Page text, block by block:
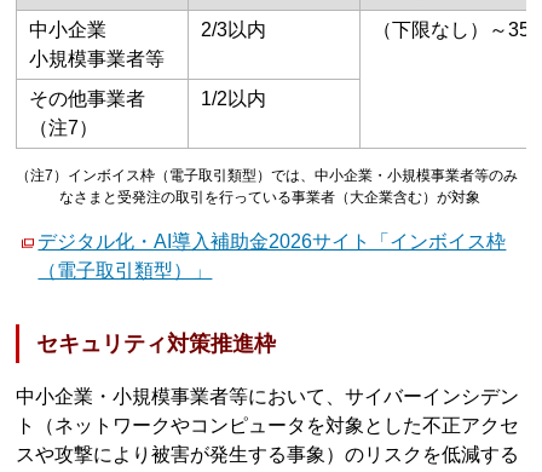
中小企業
小規模事業者等
2/3以内 （下限なし）～
その他事業者
（注7）
1/2以内
（注7）インボイス枠（電子取引類型）では、中小企業・小規模事業者等のみ
なさまと受発注の取引を行っている事業者（大企業含む）が対象
デジタル化・AI導入補助金2026サイト「インボイス枠
（電子取引類型）」
セキュリティ対策推進枠
中⼩企業・⼩規模事業者等において、サイバーインシデン
ト（ネットワークやコンピュータを対象とした不正アクセ
スや攻撃により被害が発生する事象）のリスクを低減する